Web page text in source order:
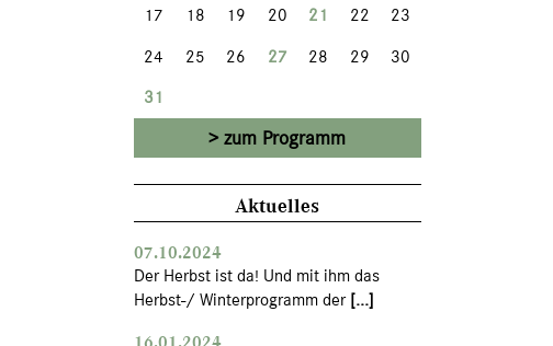
17
18 19 20 21 22
23
24
25 26 27 28 29
30
31
zum Programm
Aktuelles
07.10.2024
Der Herbst ist da! Und mit ihm das
Herbst-/ Winterprogramm der [...]